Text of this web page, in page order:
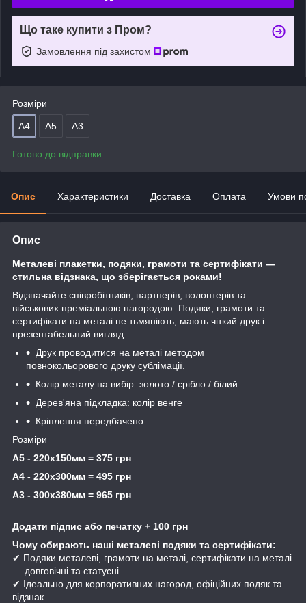
Що таке купити з Пром?
Замовлення під захистом
Розміри
А4 А5 А3
Готово до відправки
Опис Характеристики Доставка Оплата Умови
Опис
Металеві плакетки, подяки, грамоти та сертифікати —
стильна відзнака, що зберігається роками!
Відзначайте співробітників, партнерів, волонтерів та
військових преміальною нагородою. Подяки, грамоти та
сертифікати на металі не тьмяніють, мають чіткий друк і
презентабельний вигляд.
Друк проводитися на металі методом
повнокольорового друку сублімації.
Колір металу на вибір: золото / срібло / білий
Дерев'яна підкладка: колір венге
Кріплення передбачено
Розміри
А5 - 220х150мм = 375 грн
А4 - 220х300мм = 495 грн
А3 - 300х380мм = 965 грн
Додати підпис або печатку + 100 грн
Чому обирають наші металеві подяки та сертифікати:
✔ Подяки металеві, грамоти на металі, сертифікати на металі
— довговічні та статусні
✔ Ідеально для корпоративних нагород, офіційних подяк та
відзнак